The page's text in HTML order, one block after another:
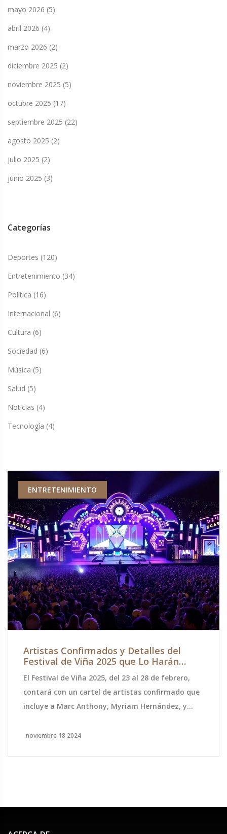
mayo 2026 (5)
abril 2026 (4)
marzo 2026 (2)
diciembre 2025 (2)
noviembre 2025 (5)
octubre 2025 (17)
septiembre 2025 (22)
agosto 2025 (2)
julio 2025 (2)
junio 2025 (3)
Categorías
Deportes (120)
Entretenimiento (34)
Política (16)
Internacional (6)
Cultura (6)
Sociedad (6)
Música (5)
Salud (5)
Noticias (4)
Tecnología (4)
ENTRETENIMIENTO
Artistas Confirmados y Detalles del
Festival de Viña 2025 que Lo Harán
El Festival de Viña 2025, del 23 al 28 de febrero,
contará con un cartel de artistas confirmado que
incluye a Marc Anthony, Myriam Hernández, y
ahora en manos de Mega y Bizarro, junto al
de febrero.
noviembre 18 2024